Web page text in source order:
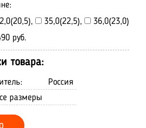
35,0(22,5),
36,0(23,0)
руб.
товара:
Россия
размеры